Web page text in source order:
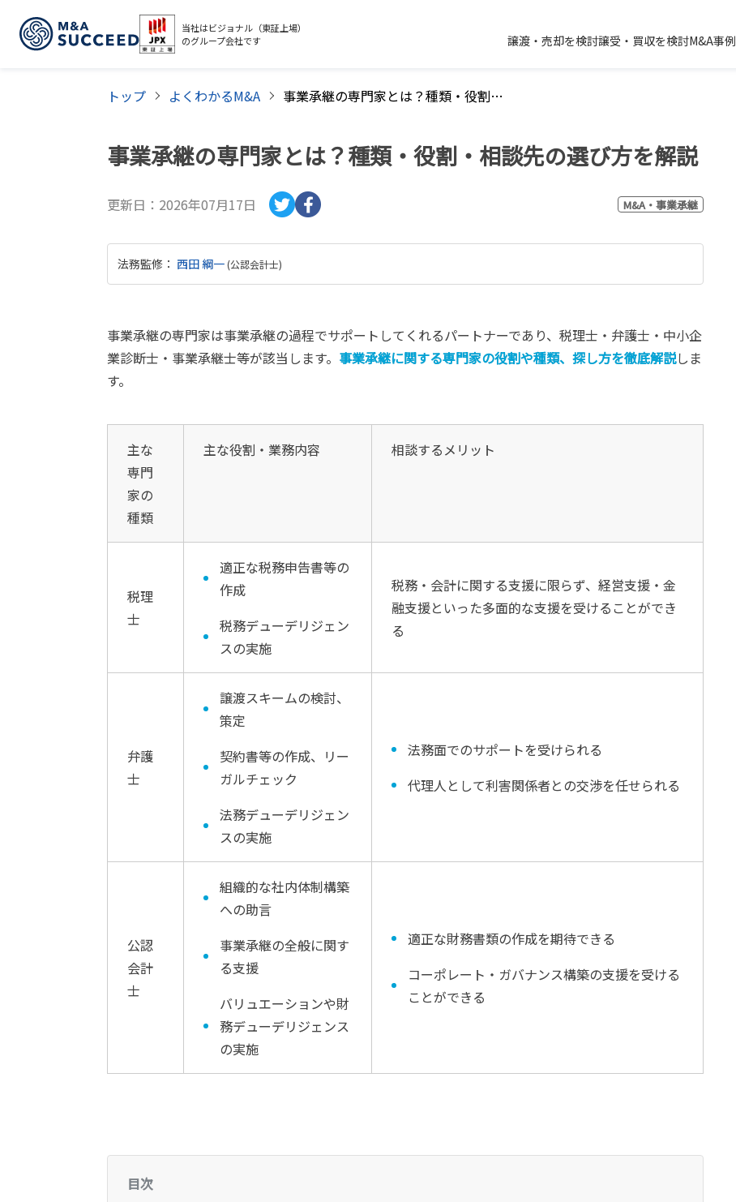
当社はビジョナル（東証上場）
のグループ会社です
譲渡・売却を検討譲受・買収を検討M&A事例
トップ よくわかるM&A 事業承継の専門家とは？種類・役割・相談先の選び方を解説
事業承継の専門家とは？種類・役割・相談先の選び方を解説
更新日： 2026年07月17日 M&A・事業承継
法務監修 ： 西田 綱一(公認会計士)
事業承継の専門家は事業承継の過程でサポートしてくれるパートナーであり、税理士・弁護士・中小企
業診断士・事業承継士等が該当します。 事業承継に関する専門家の役割や種類、探し方を徹底解説しま
す。
主な
専門
家の
種類
主な役割・業務内容 相談するメリット
税理
士
適正な税務申告書等の
作成
税務デューデリジェン
スの実施
税務・会計に関する支援に限らず、経営支援・金
融支援といった多面的な支援を受けることができ
る
弁護
士
譲渡スキームの検討、
策定
契約書等の作成、リー
ガルチェック
法務デューデリジェン
スの実施
法務面でのサポートを受けられる
代理人として利害関係者との交渉を任せられる
公認
会計
士
組織的な社内体制構築
への助言
事業承継の全般に関す
る支援
バリュエーションや財
務デューデリジェンス
の実施
適正な財務書類の作成を期待できる
コーポレート・ガバナンス構築の支援を受ける
ことができる
目次